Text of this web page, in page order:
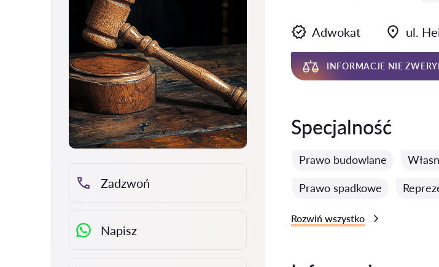
Zadzwoń
Napisz
Adwokat ul.
INFORMACJE NIE
Specjalność
Prawo budowlane
Prawo spadkowe
Rozwiń wszystko